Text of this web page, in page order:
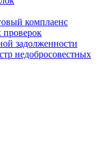
комплаенс
задолженности
недобросовестных